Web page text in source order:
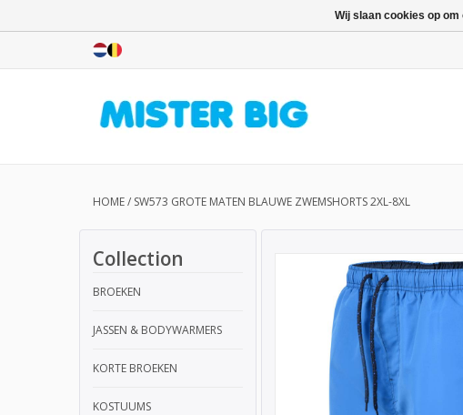
HOME/ SW573 GROTE MATEN BLAUWE ZWEMSHORTS 2XL-8XL
Collection
BROEKEN
JASSEN & BODYWARMERS
KORTE BROEKEN
KOSTUUMS
Wij slaan cookies op